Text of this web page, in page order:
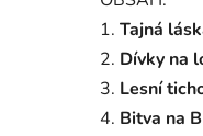
1. Tajná
2. Dívky na
3. Lesní
4. Bitva na